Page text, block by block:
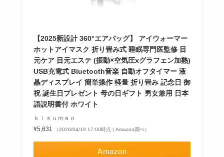
【2025新設計 360°エアバッグ】 アイウォーマー
ホットアイマスク 折り畳み式 睡眠専門医監修 目
元ケア 目元エステ (振動×空気圧xグラフェン加熱)
USB充電式 Bluetooth音楽 自動オフタイマー 液
晶ディスプレイ 簡単操作 軽量 折り畳み 記念日 御
祝 誕生日プレゼント 母の日ギフト 男女兼用 日本
語説明書付 ホワイト
ｋｉｓｕｍａｏ
¥5,631
（2026/04/19 17:00時点 | Amazon調べ）
Amazon